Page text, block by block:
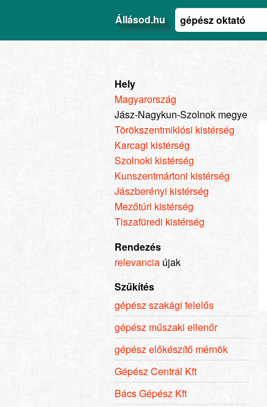
Állásod.hu
Hely
Magyarország
Jász-Nagykun-Szolnok megye
Törökszentmiklósi kistérség
Karcagi kistérség
Szolnoki kistérség
Kunszentmártoni kistérség
Jászberényi kistérség
Mezőtúri kistérség
Tiszafüredi kistérség
Rendezés
relevancia újak
Szűkítés
gépész szakági felelős
gépész műszaki ellenőr
gépész előkészítő mérnök
Gépész Centrál Kft
Bács Gépész Kft